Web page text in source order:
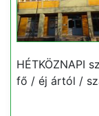
HÉTKÖZNAPI
fő / éj ártól /